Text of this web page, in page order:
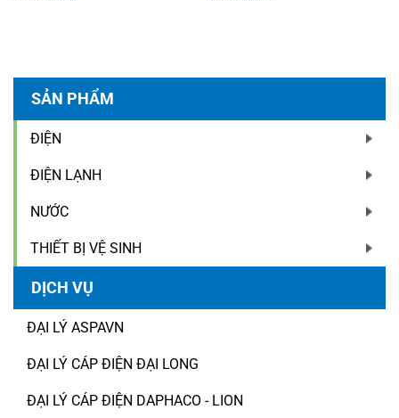
SẢN PHẨM
ĐIỆN
ĐIỆN LẠNH
NƯỚC
THIẾT BỊ VỆ SINH
DỊCH VỤ
ĐẠI LÝ ASPAVN
ĐẠI LÝ CÁP ĐIỆN ĐẠI LONG
ĐẠI LÝ CÁP ĐIỆN DAPHACO - LION